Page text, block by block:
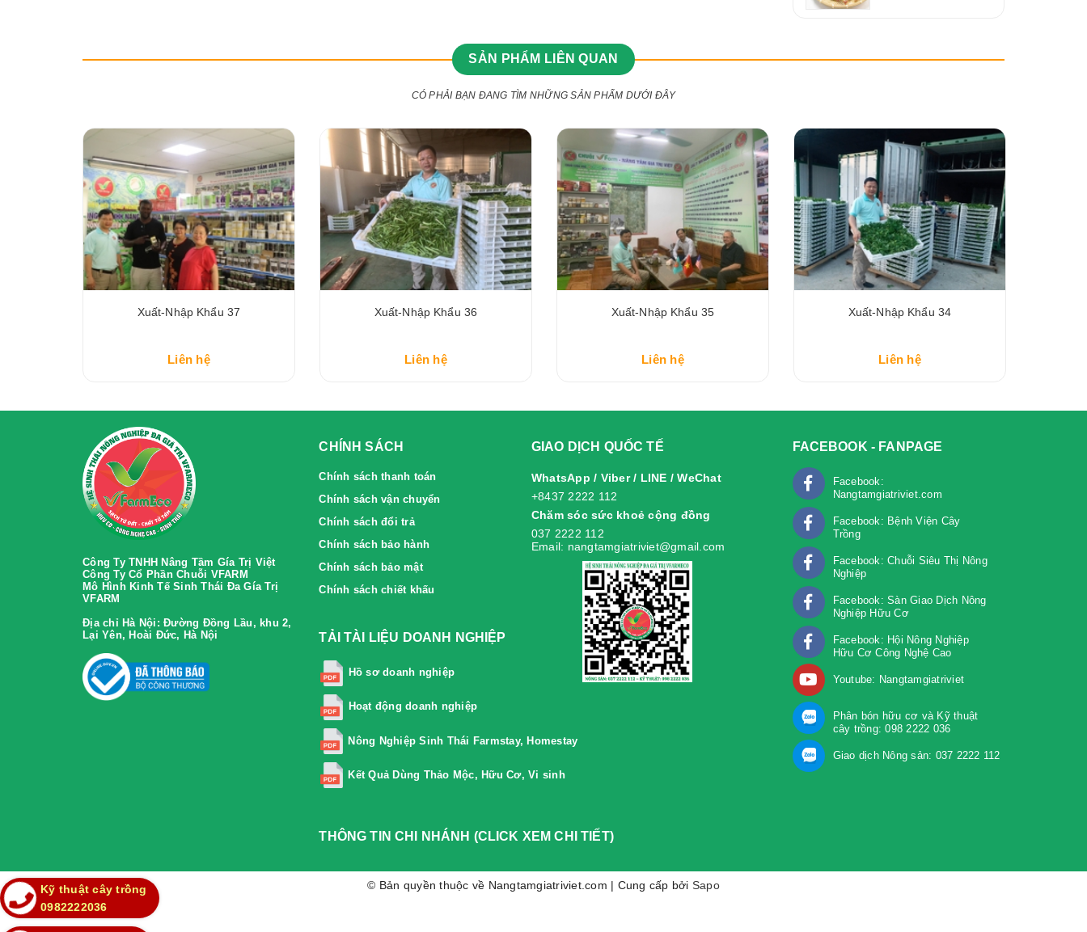
SẢN PHẨM LIÊN QUAN
CÓ PHẢI BẠN ĐANG TÌM NHỮNG SẢN PHẨM DƯỚI ĐÂY
Xuất-Nhập Khẩu 37
Liên hệ
Xuất-Nhập Khẩu 36
Liên hệ
Xuất-Nhập Khẩu 35
Liên hệ
Xuất-Nhập Khẩu 34
Liên hệ
Công Ty TNHH Nâng Tầm Gía Trị Việt
Công Ty Cổ Phần Chuỗi VFARM
Mô Hình Kinh Tế Sinh Thái Đa Gía Trị
VFARM
Địa chỉ Hà Nội: Đường Đồng Lầu, khu 2,
Lại Yên, Hoài Đức, Hà Nội
CHÍNH SÁCH
Chính sách thanh toán
Chính sách vận chuyển
Chính sách đổi trả
Chính sách bảo hành
Chính sách bảo mật
Chính sách chiết khấu
TẢI TÀI LIỆU DOANH NGHIỆP
Hồ sơ doanh nghiệp
Hoạt động doanh nghiệp
Nông Nghiệp Sinh Thái Farmstay, Homestay
Kết Quả Dùng Thảo Mộc, Hữu Cơ, Vi sinh
GIAO DỊCH QUỐC TẾ
WhatsApp / Viber / LINE / WeChat
+8437 2222 112
Chăm sóc sức khoẻ cộng đồng
037 2222 112
Email: nangtamgiatriviet@gmail.com
THÔNG TIN CHI NHÁNH (CLICK XEM CHI TIẾT)
FACEBOOK - FANPAGE
Facebook:
Nangtamgiatriviet.com
Facebook: Bệnh Viện Cây
Trồng
Facebook: Chuỗi Siêu Thị Nông
Nghiệp
Facebook: Sàn Giao Dịch Nông
Nghiệp Hữu Cơ
Facebook: Hội Nông Nghiệp
Hữu Cơ Công Nghệ Cao
Youtube: Nangtamgiatriviet
Phân bón hữu cơ và Kỹ thuật
cây trồng: 098 2222 036
Giao dịch Nông sản: 037 2222 112
© Bản quyền thuộc về Nangtamgiatriviet.com | Cung cấp bởi Sapo
Kỹ thuật cây trồng
0982222036